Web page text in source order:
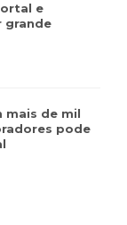
e
grande
mais de mil
pode